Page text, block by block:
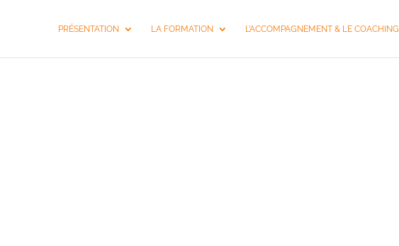
PRÉSENTATION LA FORMATION L’ACCOMPAGNEMENT & LE COACHING